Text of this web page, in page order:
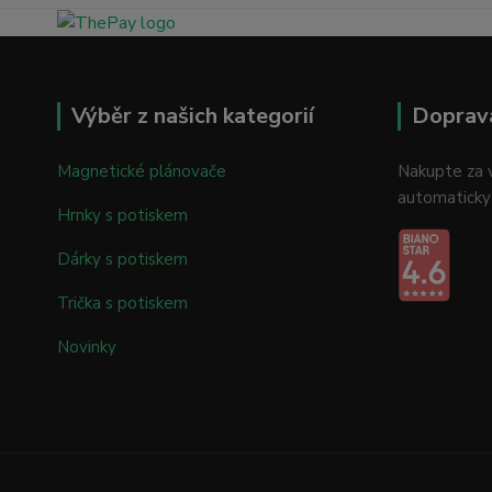
Výběr z našich kategorií
Magnetické plánovače
Hrnky s potiskem
Dárky s potiskem
Trička s potiskem
Novinky
Nakupte za